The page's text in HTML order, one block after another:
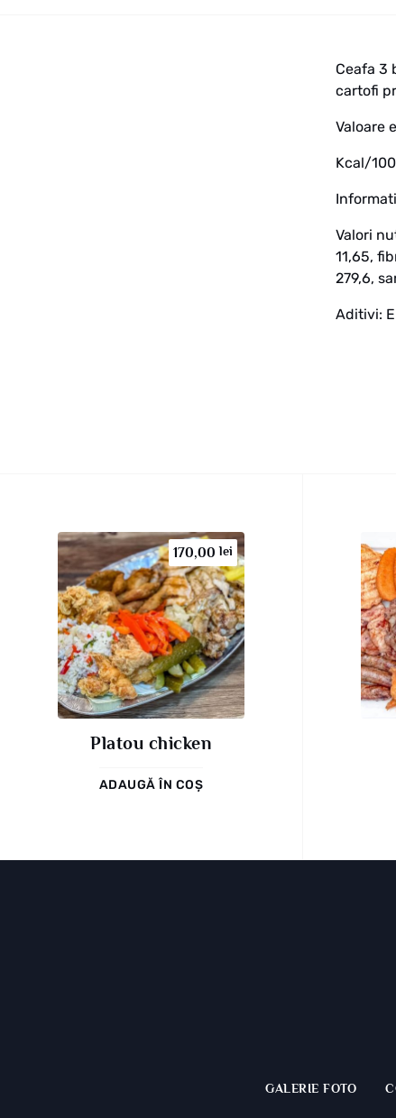
Ceafa 3
cartofi
Valoare
Kcal/
Valori
11,65,
279,6,
Aditivi:
170,00lei
Platou chicken
ADAUGĂ ÎN COȘ
GALERIE FOTO